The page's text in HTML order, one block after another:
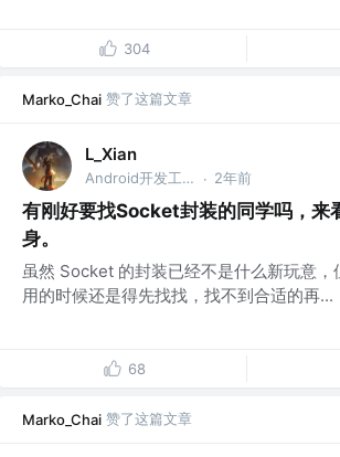
304
Marko_Chai 赞了这篇文章
L_Xian
Android开发工程师 @穷 · 2年前
有刚好要找Socket封装的同学吗，来
身。
虽然 Socket 的封装已经不是什么新玩意，
用的时候还是得先找找，找不到合适的再...
68
Marko_Chai 赞了这篇文章